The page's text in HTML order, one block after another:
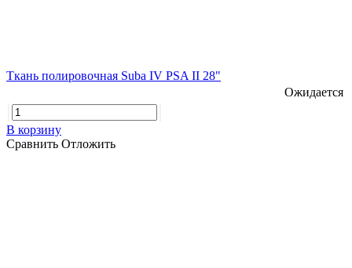
Ткань полировочная Suba IV PSA II 28"
Ожидается
В корзину
Сравнить Отложить